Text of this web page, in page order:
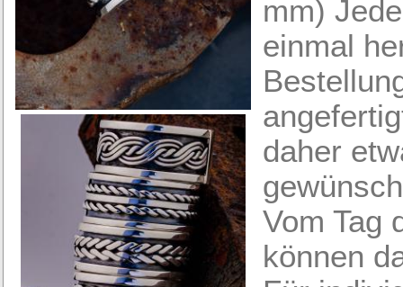
mm)
einmal
daher
Vom Tag
können